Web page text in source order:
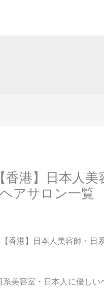
香港】日本人美
アサロン一覧
香港】日本人美容師・日
系美容室・日本人に優し